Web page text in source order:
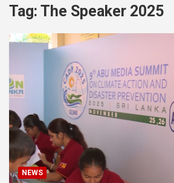
Tag: The Speaker 2025
NEWS